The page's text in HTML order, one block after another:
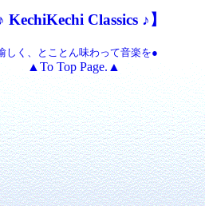
♪ KechiKechi Classics ♪】
しく、とことん味わって音楽を●
▲To Top Page.▲